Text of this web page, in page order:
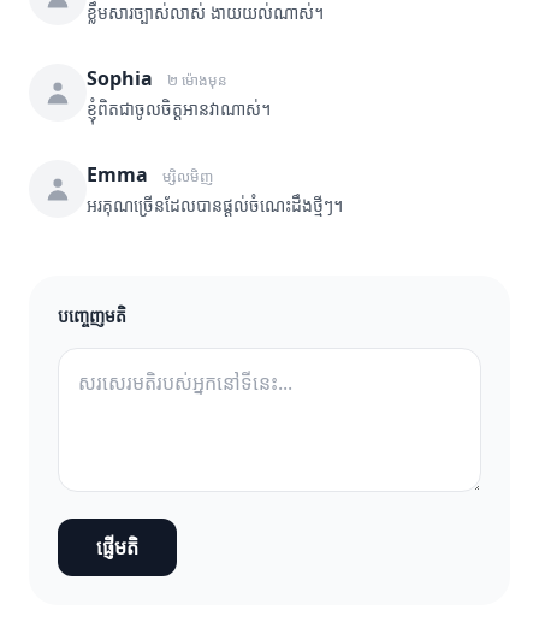
ខ្លឹមសារច្បាស់លាស់ ងាយយល់ណាស់។
Sophia ២ ម៉ោងមុន
ខ្ញុំពិតជាចូលចិត្តអានវាណាស់។
Emma ម្សិលមិញ
អរគុណច្រើនដែលបានផ្តល់ចំណេះដឹងថ្មីៗ។
បញ្ចេញមតិ
ផ្ញើមតិ